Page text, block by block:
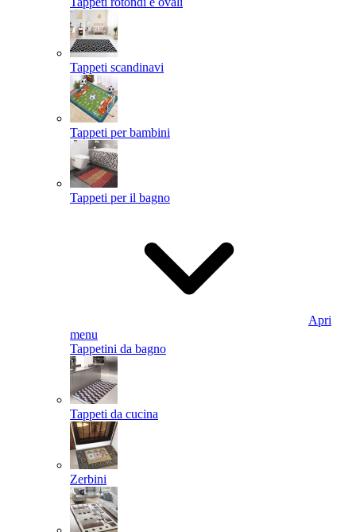
Tappeti scandinavi
Tappeti per bambini
Tappeti per il bagno
Apri
menu
Tappetini da bagno
Tappeti da cucina
Zerbini